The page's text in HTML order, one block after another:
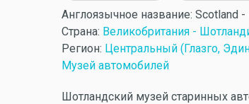
Англоязычное название: Scotland -
Страна: Великобритания -
Регион: Центральный (Глазго,
Музей автомобилей
Шотландский музей старинных